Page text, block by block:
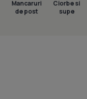
Mancaruri
de post
Ciorbe si
supe